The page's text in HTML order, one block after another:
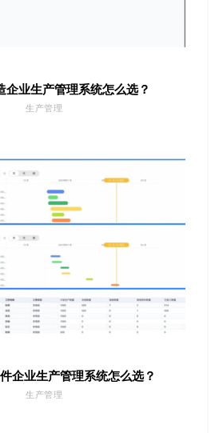
企业生产管理系统怎么选？
生产管理
企业生产管理系统怎么选？
生产管理